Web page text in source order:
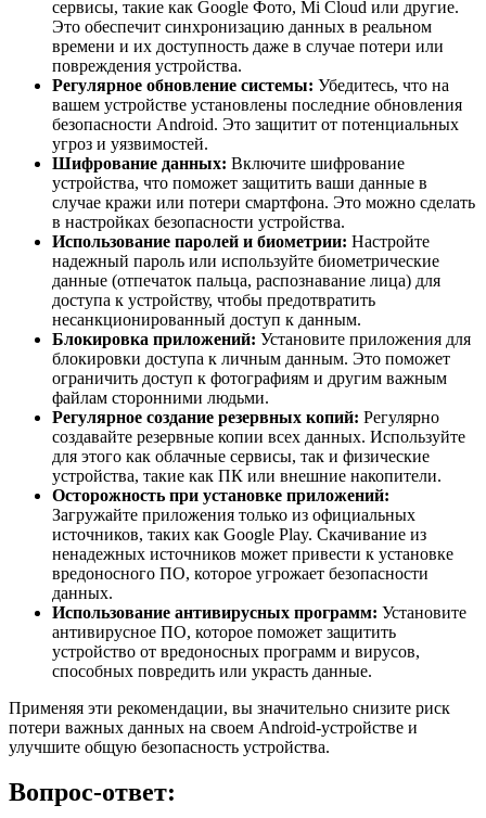
сервисы, такие как Google Фото, Mi Cloud или другие.
Это обеспечит синхронизацию данных в реальном
времени и их доступность даже в случае потери или
повреждения устройства.
Регулярное обновление системы: Убедитесь, что на
вашем устройстве установлены последние обновления
безопасности Android. Это защитит от потенциальных
угроз и уязвимостей.
Шифрование данных: Включите шифрование
устройства, что поможет защитить ваши данные в
случае кражи или потери смартфона. Это можно сделать
в настройках безопасности устройства.
Использование паролей и биометрии: Настройте
надежный пароль или используйте биометрические
данные (отпечаток пальца, распознавание лица) для
доступа к устройству, чтобы предотвратить
несанкционированный доступ к данным.
Блокировка приложений: Установите приложения для
блокировки доступа к личным данным. Это поможет
ограничить доступ к фотографиям и другим важным
файлам сторонними людьми.
Регулярное создание резервных копий: Регулярно
создавайте резервные копии всех данных. Используйте
для этого как облачные сервисы, так и физические
устройства, такие как ПК или внешние накопители.
Осторожность при установке приложений:
Загружайте приложения только из официальных
источников, таких как Google Play. Скачивание из
ненадежных источников может привести к установке
вредоносного ПО, которое угрожает безопасности
данных.
Использование антивирусных программ: Установите
антивирусное ПО, которое поможет защитить
устройство от вредоносных программ и вирусов,
способных повредить или украсть данные.
Применяя эти рекомендации, вы значительно снизите риск
потери важных данных на своем Android-устройстве и
улучшите общую безопасность устройства.
Вопрос-ответ: